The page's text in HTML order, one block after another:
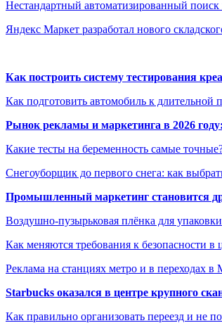
Нестандартный автоматизированный
Яндекс Маркет разработал нового
Как построить систему тестирования
Как подготовить автомобиль к длительной
Рынок рекламы и маркетинга в 2026
Какие тесты на беременность самые
Снегоуборщик до первого снега: как
Промышленный маркетинг становится
Воздушно-пузырьковая плёнка для упаковки
Как меняются требования к безопасности
Реклама на станциях метро и в переходах в
Starbucks оказался в центре крупного
Как правильно организовать переезд и не